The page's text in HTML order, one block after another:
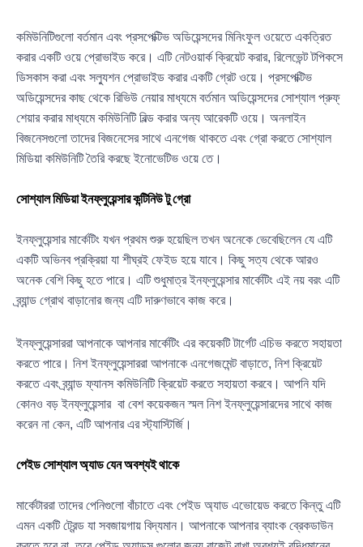
কমিউনিটিগুলো বর্তমান এবং প্রসপেক্টিভ অডিয়েন্সদের মিনিংফুল ওয়েতে একত্রিত
করার একটি ওয়ে প্রোভাইড করে। এটি নেটওয়ার্ক ক্রিয়েট করার, রিলেভেন্ট টপিকসে
ডিসকাস করা এবং সল্যুশন প্রোভাইড করার একটি গ্রেট ওয়ে। প্রসপেক্টিভ
অডিয়েন্সদের কাছ থেকে রিভিউ নেয়ার মাধ্যমে বর্তমান অডিয়েন্সদের সোশ্যাল প্রুফ্
শেয়ার করার মাধ্যমে কমিউনিটি বিল্ড করার অন্য আরেকটি ওয়ে। অনলাইন
বিজনেসগুলো তাদের বিজনেসের সাথে এনগেজ থাকতে এবং গ্রো করতে সোশ্যাল
মিডিয়া কমিউনিটি তৈরি করছে ইনোভেটিভ ওয়ে তে।
সোশ্যাল মিডিয়া ইনফ্লুয়েন্সার কন্টিনিউ টু গ্রো
ইনফ্লুয়েন্সার মার্কেটিং যখন প্রথম শুরু হয়েছিল তখন অনেকে ভেবেছিলেন যে এটি
একটি অভিনব প্রক্রিয়া যা শীঘ্রই ফেইড হয়ে যাবে। কিছু সত্য থেকে আরও
অনেক বেশি কিছু হতে পারে। এটি শুধুমাত্র ইনফ্লুয়েন্সার মার্কেটিং এই নয় বরং এটি
ব্র্যান্ড গ্রোথ বাড়ানোর জন্য এটি দারুণভাবে কাজ করে।
ইনফ্লুয়েন্সাররা আপনাকে আপনার মার্কেটিং এর কয়েকটি টার্গেট এচিভ করতে সহায়তা
করতে পারে। নিশ ইনফ্লুয়েন্সাররা আপনাকে এনগেজমেন্ট বাড়াতে, নিশ ক্রিয়েট
করতে এবং ব্র্যান্ড ফ্যানস কমিউনিটি ক্রিয়েট করতে সহায়তা করবে। আপনি যদি
কোনও বড় ইনফ্লুয়েন্সার বা বেশ কয়েকজন স্মল নিশ ইনফ্লুয়েন্সারদের সাথে কাজ
করেন না কেন, এটি আপনার এর স্ট্যাস্টির্জি।
পেইড সোশ্যাল অ্যাড যেন অবশ্যই থাকে
মার্কেটাররা তাদের পেনিগুলো বাঁচাতে এবং পেইড অ্যাড এভোয়েড করতে কিন্তু এটি
এমন একটি ট্রেন্ড যা সবজায়গায় বিদ্যমান। আপনাকে আপনার ব্যাংক ব্রেকডাউন